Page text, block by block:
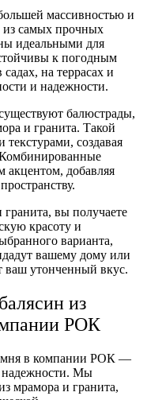
массивностью и
самых прочных
идеальными для
к погодным
на террасах и
и надежности.
балюстрады,
и гранита. Такой
текстурами, создавая
акцентом, добавляя
вы получаете
красоту и
варианта,
вашему дому или
ваш утонченный вкус.
из
РОК
в компании РОК —
надежности. Мы
мрамора и гранита,